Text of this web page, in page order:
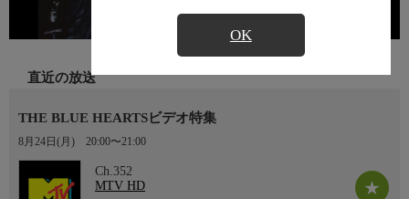
OK
直近の放送
THE BLUE HEARTSビデオ特集
8月24日(月) 20:00〜21:00
Ch.352
MTV HD